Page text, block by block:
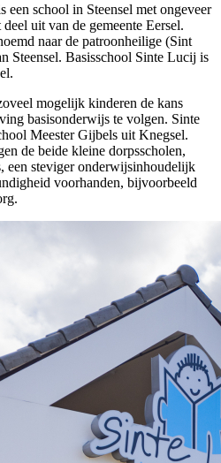
school in Steensel met ongeveer
uit van de gemeente Eersel.
naar de patroonheilige (Sint
Steensel. Basisschool Sinte Lucij is
mogelijk kinderen de kans
basisonderwijs te volgen. Sinte
Meester Gijbels uit Knegsel.
de beide kleine dorpsscholen,
een steviger onderwijsinhoudelijk
voorhanden, bijvoorbeeld